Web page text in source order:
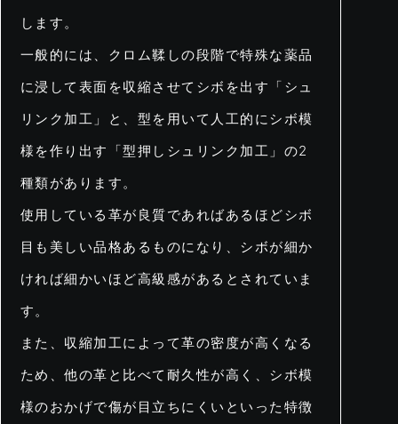
します。
一般的には、クロム鞣しの段階で特殊な薬品
に浸して表面を収縮させてシボを出す「シュ
リンク加工」と、型を用いて人工的にシボ模
様を作り出す「型押しシュリンク加工」の2
種類があります。
使用している革が良質であればあるほどシボ
目も美しい品格あるものになり、シボが細か
ければ細かいほど高級感があるとされていま
す。
また、収縮加工によって革の密度が高くなる
ため、他の革と比べて耐久性が高く、シボ模
様のおかげで傷が目立ちにくいといった特徴